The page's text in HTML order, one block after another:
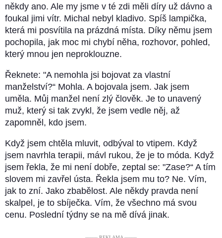
někdy ano. Ale my jsme v té zdi měli díry už dávno a
foukal jimi vítr. Michal nebyl kladivo. Spíš lampička,
která mi posvítila na prázdná místa. Díky němu jsem
pochopila, jak moc mi chybí něha, rozhovor, pohled,
který mnou jen neproklouzne.
Řeknete: "A nemohla jsi bojovat za vlastní
manželství?“ Mohla. A bojovala jsem. Jak jsem
uměla. Můj manžel není zlý člověk. Je to unavený
muž, který si tak zvykl, že jsem vedle něj, až
zapomněl, kdo jsem.
Když jsem chtěla mluvit, odbýval to vtipem. Když
jsem navrhla terapii, mávl rukou, že je to móda. Když
jsem řekla, že mi není dobře, zeptal se: "Zase?“ A tím
slovem mi zavřel ústa. Řekla jsem mu to? Ne. Vím,
jak to zní. Jako zbabělost. Ale někdy pravda není
skalpel, je to sbíječka. Vím, že všechno má svou
cenu. Poslední týdny se na mě dívá jinak.